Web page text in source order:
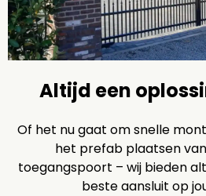
Altijd een
Of het nu gaat om snelle
het prefab plaatsen
toegangspoort – wij bieden
beste aansluit op